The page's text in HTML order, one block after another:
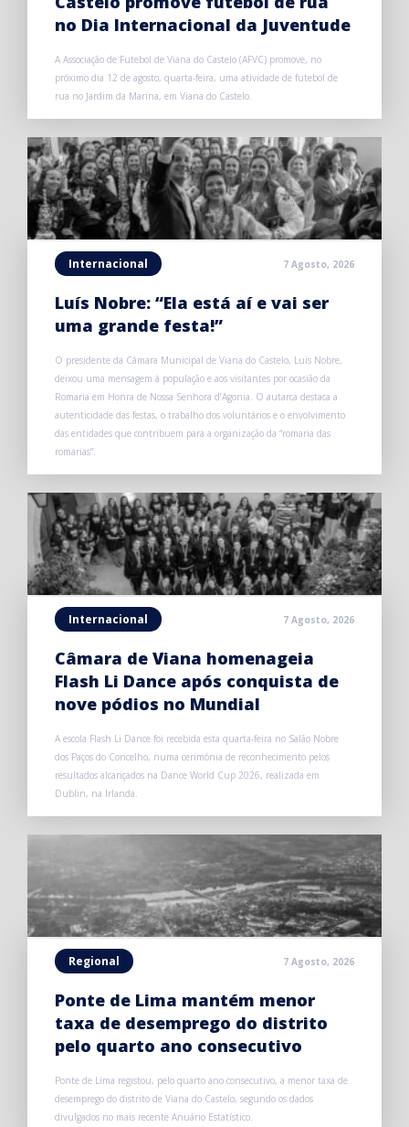
no Dia Internacional da Juventude
A Associação de Futebol de Viana do Castelo (AFVC) promove, no
próximo dia 12 de agosto, quarta-feira, uma atividade de futebol de
rua no Jardim da Marina, em Viana do Castelo.
Internacional 7 Agosto, 2026
Luís Nobre: “Ela está aí e vai ser
uma grande festa!”
O presidente da Câmara Municipal de Viana do Castelo, Luís Nobre,
deixou uma mensagem à população e aos visitantes por ocasião da
Romaria em Honra de Nossa Senhora d’Agonia. O autarca destaca a
autenticidade das festas, o trabalho dos voluntários e o envolvimento
das entidades que contribuem para a organização da “romaria das
romarias”.
Internacional 7 Agosto, 2026
Câmara de Viana homenageia
Flash Li Dance após conquista de
nove pódios no Mundial
A escola Flash Li Dance foi recebida esta quarta-feira no Salão Nobre
dos Paços do Concelho, numa cerimónia de reconhecimento pelos
resultados alcançados na Dance World Cup 2026, realizada em
Dublin, na Irlanda.
Regional 7 Agosto, 2026
Ponte de Lima mantém menor
taxa de desemprego do distrito
pelo quarto ano consecutivo
Ponte de Lima registou, pelo quarto ano consecutivo, a menor taxa de
desemprego do distrito de Viana do Castelo, segundo os dados
divulgados no mais recente Anuário Estatístico.